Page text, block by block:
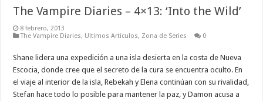
The Vampire Diaries – 4×13: ‘Into the Wild’
8 febrero, 2013
The Vampire Diaries, Ultimos Articulos, Zona de Series 0
Shane lidera una expedición a una isla desierta en la costa de Nueva
Escocia, donde cree que el secreto de la cura se encuentra oculto. En
el viaje al interior de la isla, Rebekah y Elena continúan con su rivalidad,
Stefan hace todo lo posible para mantener la paz, y Damon acusa a